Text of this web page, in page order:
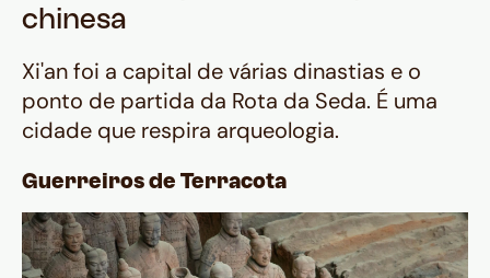
chinesa
Xi'an foi a capital de várias dinastias e o
ponto de partida da Rota da Seda. É uma
cidade que respira arqueologia.
Guerreiros de Terracota